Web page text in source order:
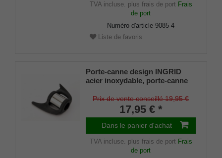
TVA incluse. plus frais de port Frais
de port
Numéro d'article 9085-4
Liste de favoris
Porte-canne design INGRID
acier inoxydable, porte-canne
22mm), caoutchouc souple
Prix de vente conseillé 19,95 €
17,95 € *
Dans le panier d'achat
TVA incluse. plus frais de port Frais
de port